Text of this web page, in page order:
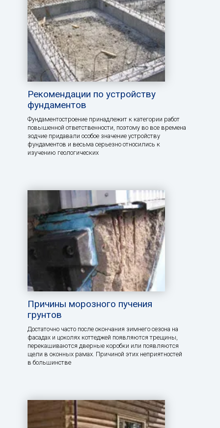
Рекомендации по устройству
фундаментов
Фундаментостроение принадлежит к категории работ
повышенной ответственности, поэтому во все времена
зодчие придавали особое значение устройству
фундаментов и весьма серьезно относились к
изучению геологических
Причины морозного пучения
грунтов
Достаточно часто после окончания зимнего сезона на
фасадах и цоколях коттеджей появляются трещины,
перекашиваются дверные коробки или появляются
щели в оконных рамах. Причиной этих неприятностей
в большинстве